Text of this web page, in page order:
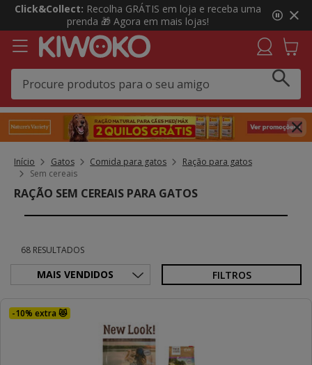
3
3,
mensagem,
Click&Collect: Recolha GRÁTIS em loja e receba uma
prenda 🎁 Agora em mais lojas!
Início Gatos Comida para gatos
Ração para gatos
Sem cereais
RAÇÃO SEM CEREAIS PARA GATOS
68 RESULTADOS
FILTROS
-10% extra 😻